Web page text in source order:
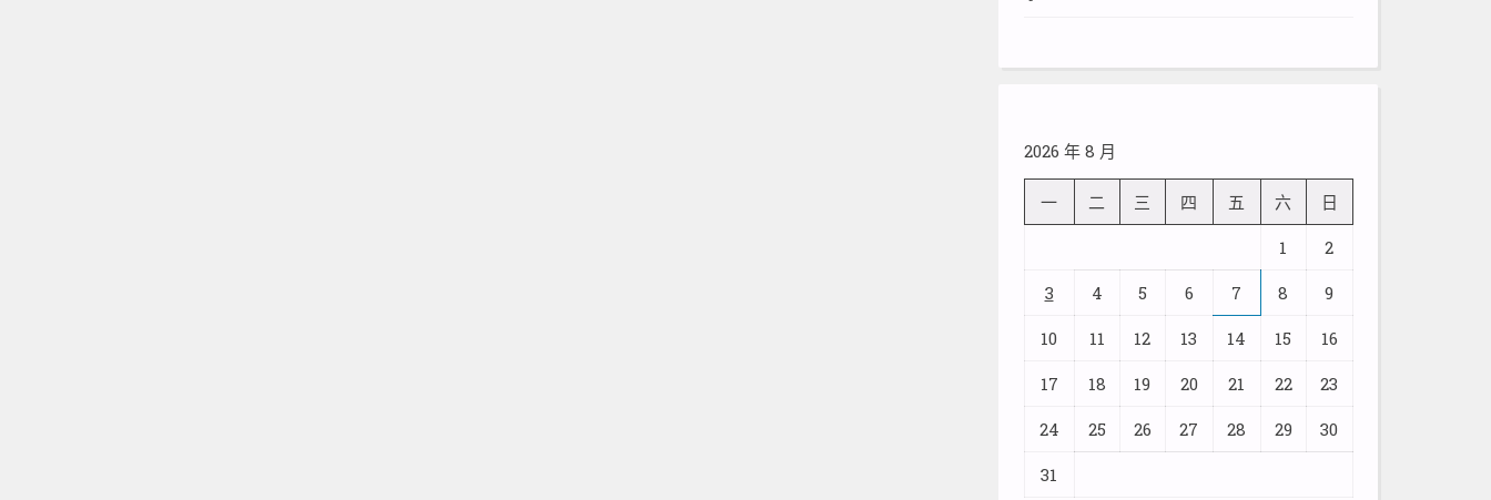
2026 年 8 月
一 二 三 四 五 六 日
1 2
3 4 5 6 7 8 9
10 11 12 13 14 15 16
17 18 19 20 21 22 23
24 25 26 27 28 29 30
31